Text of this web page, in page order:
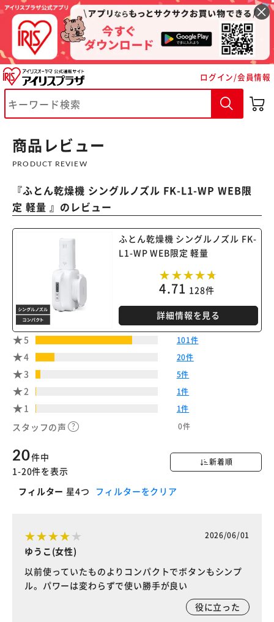
ログイン/会員情報
商品レビュー
PRODUCT REVIEW
『ふとん乾燥機 シングルノズル FK-L1-WP WEB限
定 軽量 』のレビュー
ふとん乾燥機 シングルノズル FK-
L1-WP WEB限定 軽量
4.71 128件
詳細情報を見る
5 101件
4 20件
3 5件
2 1件
1 1件
スタッフの声 0件
新着順
20件中
1-20件を表示
フィルター 星4つ フィルターをクリア
2026/06/01
ゆうこ(女性)
以前使っていたものよりコンパクトでボタンもシンプ
ル。パワーは変わらずで使い勝手が良い
役に立った
※ご確認ください
カートに入れる 購入手続きへ